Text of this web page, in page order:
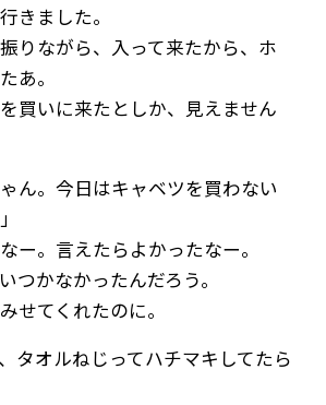
きました。
りながら、入って来たから、ホ
あ。
買いに来たとしか、見えません
ん。今日はキャベツを買わない
ー。言えたらよかったなー。
つかなかったんだろう。
せてくれたのに。
タオルねじってハチマキしてたら